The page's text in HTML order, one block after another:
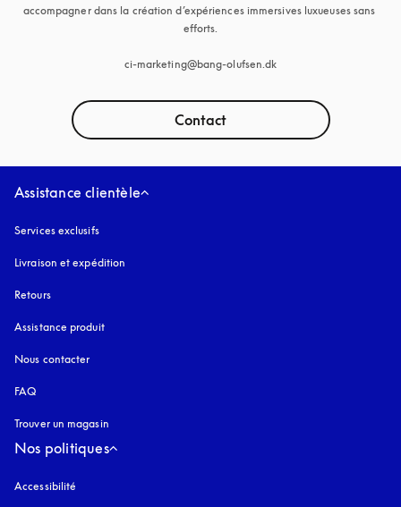
accompagner dans la création d’expériences immersives luxueuses sans
efforts.
ci-marketing@bang-olufsen.dk
Contact
Assistance clientèle
Services exclusifs
Livraison et expédition
Retours
Assistance produit
Nous contacter
FAQ
Trouver un magasin
Nos politiques
Accessibilité